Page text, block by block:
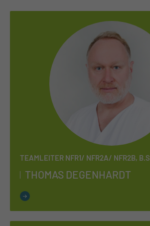
TEAMLEITER NFR1/ NFR2A/ NFR2B,
THO­MAS DE­GEN­HARDT